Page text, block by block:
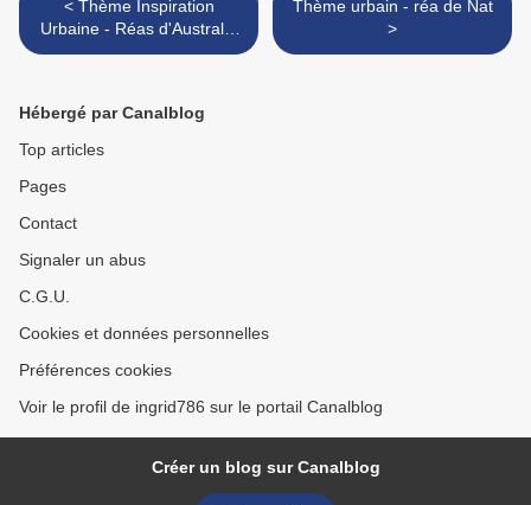
< Thème Inspiration
Urbaine - Réas d'Australe,
invitée créative
Thème urbain - réa de Nat
>
Hébergé par Canalblog
Top articles
Pages
Contact
Signaler un abus
C.G.U.
Cookies et données personnelles
Préférences cookies
Voir le profil de ingrid786 sur le portail Canalblog
Créer un blog sur Canalblog